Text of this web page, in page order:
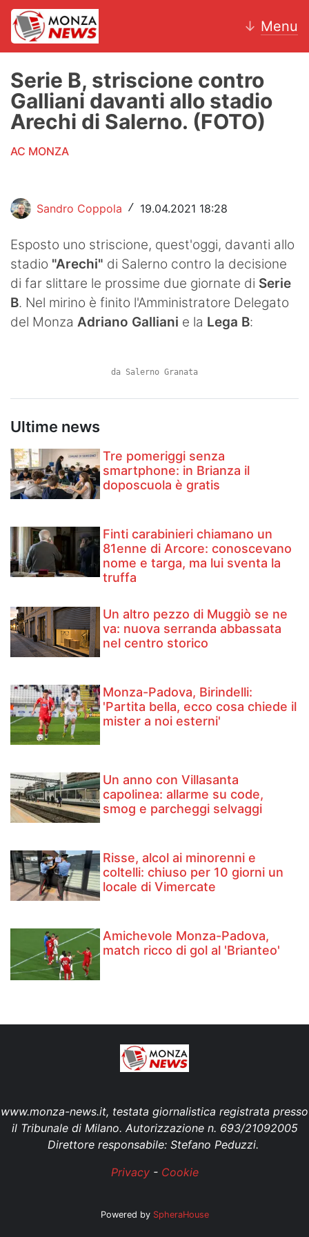
↓ Menu
News
AC Monza
Motori
Volley
Hockey
Altri sport
Hockey
Altre
News
Turismo
Serie B, striscione contro
Galliani davanti allo stadio
Arechi di Salerno. (FOTO)
AC MONZA
Sandro Coppola / 19.04.2021 18:28
Esposto uno striscione, quest'oggi, davanti allo
stadio "Arechi" di Salerno contro la decisione
di far slittare le prossime due giornate di Serie
B. Nel mirino è finito l'Amministratore Delegato
del Monza Adriano Galliani e la Lega B:
da Salerno Granata
Ultime news
Tre pomeriggi senza
smartphone: in Brianza il
doposcuola è gratis
Finti carabinieri chiamano un
81enne di Arcore: conoscevano
nome e targa, ma lui sventa la
truffa
Un altro pezzo di Muggiò se ne
va: nuova serranda abbassata
nel centro storico
Monza-Padova, Birindelli:
'Partita bella, ecco cosa chiede il
mister a noi esterni'
Un anno con Villasanta
capolinea: allarme su code,
smog e parcheggi selvaggi
Risse, alcol ai minorenni e
coltelli: chiuso per 10 giorni un
locale di Vimercate
Amichevole Monza-Padova,
match ricco di gol al 'Brianteo'
www.monza-news.it, testata giornalistica registrata presso
il Tribunale di Milano. Autorizzazione n. 693/21092005
Direttore responsabile: Stefano Peduzzi.
Privacy- Cookie
Powered by SpheraHouse